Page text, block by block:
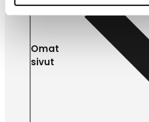
Omat
sivut